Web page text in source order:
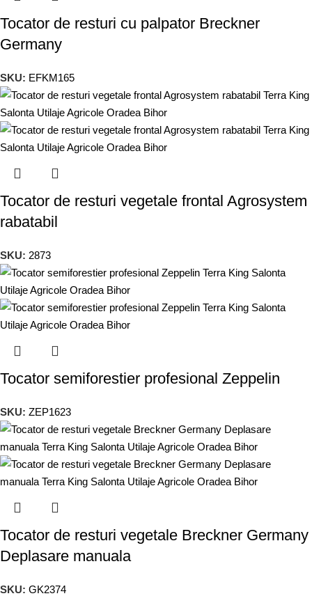
Tocator de resturi cu palpator Breckner
Germany
SKU: EFKM165
Tocator de resturi vegetale frontal Agrosystem
rabatabil
SKU: 2873
Tocator semiforestier profesional Zeppelin
SKU: ZEP1623
Tocator de resturi vegetale Breckner Germany
Deplasare manuala
SKU: GK2374